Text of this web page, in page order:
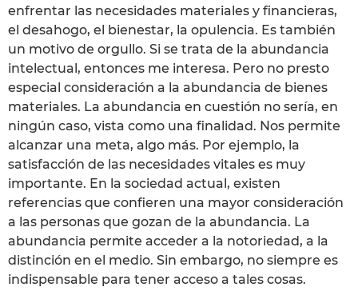
enfrentar las necesidades materiales y financieras,
el desahogo, el bienestar, la opulencia. Es también
un motivo de orgullo. Si se trata de la abundancia
intelectual, entonces me interesa. Pero no presto
especial consideración a la abundancia de bienes
materiales. La abundancia en cuestión no sería, en
ningún caso, vista como una finalidad. Nos permite
alcanzar una meta, algo más. Por ejemplo, la
satisfacción de las necesidades vitales es muy
importante. En la sociedad actual, existen
referencias que confieren una mayor consideración
a las personas que gozan de la abundancia. La
abundancia permite acceder a la notoriedad, a la
distinción en el medio. Sin embargo, no siempre es
indispensable para tener acceso a tales cosas.